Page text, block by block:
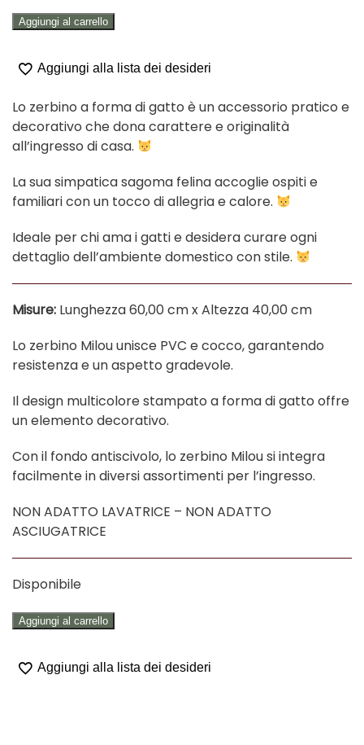
ZERBINO
quantità
Aggiungi al carrello
Aggiungi alla lista dei desideri
Lo zerbino a forma di gatto è un accessorio pratico e
decorativo che dona carattere e originalità
all’ingresso di casa.
La sua simpatica sagoma felina accoglie ospiti e
familiari con un tocco di allegria e calore.
Ideale per chi ama i gatti e desidera curare ogni
dettaglio dell’ambiente domestico con stile.
Misure: Lunghezza 60,00 cm x Altezza 40,00 cm
Lo zerbino Milou unisce PVC e cocco, garantendo
resistenza e un aspetto gradevole.
Il design multicolore stampato a forma di gatto offre
un elemento decorativo.
Con il fondo antiscivolo, lo zerbino Milou si integra
facilmente in diversi assortimenti per l’ingresso.
NON ADATTO LAVATRICE – NON ADATTO
ASCIUGATRICE
Disponibile
ZERBINO
quantità
Aggiungi al carrello
Aggiungi alla lista dei desideri